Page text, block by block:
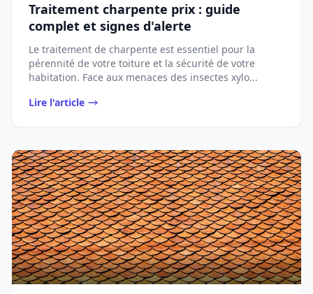
Traitement charpente prix : guide
complet et signes d'alerte
Le traitement de charpente est essentiel pour la
pérennité de votre toiture et la sécurité de votre
habitation. Face aux menaces des insectes xylo...
Lire l'article